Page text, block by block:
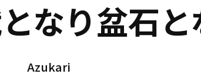
なり盆石と
Azukari